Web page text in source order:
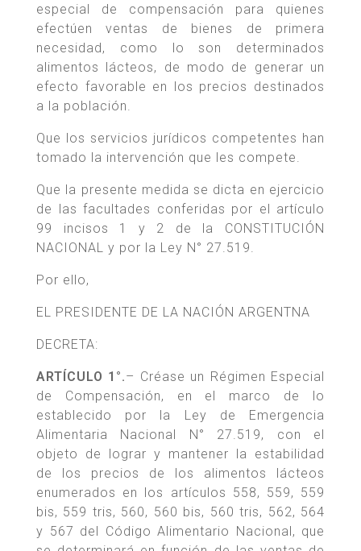
especial de compensación para quienes
efectúen ventas de bienes de primera
necesidad, como lo son determinados
alimentos lácteos, de modo de generar un
efecto favorable en los precios destinados
a la población.
Que los servicios jurídicos competentes han
tomado la intervención que les compete.
Que la presente medida se dicta en ejercicio
de las facultades conferidas por el artículo
99 incisos 1 y 2 de la CONSTITUCIÓN
NACIONAL y por la Ley N° 27.519.
Por ello,
EL PRESIDENTE DE LA NACIÓN ARGENTNA
DECRETA:
ARTÍCULO 1°.– Créase un Régimen Especial
de Compensación, en el marco de lo
establecido por la Ley de Emergencia
Alimentaria Nacional N° 27.519, con el
objeto de lograr y mantener la estabilidad
de los precios de los alimentos lácteos
enumerados en los artículos 558, 559, 559
bis, 559 tris, 560, 560 bis, 560 tris, 562, 564
y 567 del Código Alimentario Nacional, que